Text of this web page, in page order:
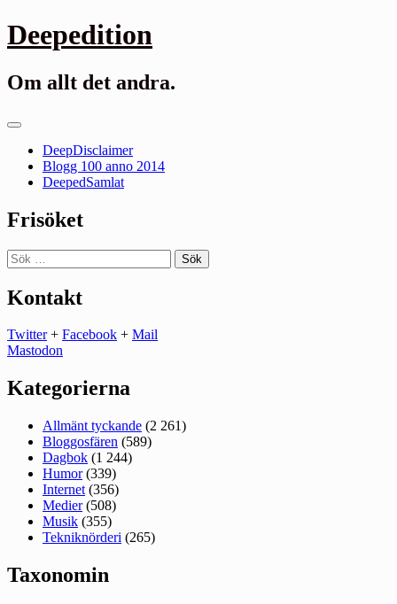
Gå
till
Deepedition
Om allt det andra.
Primär
DeepDisclaimer
Blogg 100 anno 2014
DeepedSamlat
Frisöket
Sök
efter:
Kontakt
Twitter+ Facebook + Mail
Mastodon
Kategorierna
Allmänt tyckande (2 261)
Bloggosfären (589)
Dagbok (1 244)
Humor(339)
Internet (356)
Medier(508)
Musik (355)
Tekniknörderi (265)
Taxonomin